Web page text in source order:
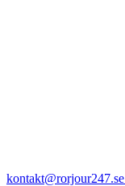
kontakt@rorjour247.se